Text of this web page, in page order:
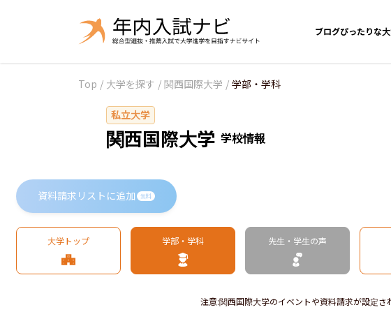
ブログぴったりな
Top / 大学を探す / 関西国際大学 / 学部・学科
私立大学
関西国際大学 学校情報
資料請求リストに追加 無料
大学トップ 学部・学科 先生・学生の声
注意:関西国際大学のイベントや資料請求が設定さ